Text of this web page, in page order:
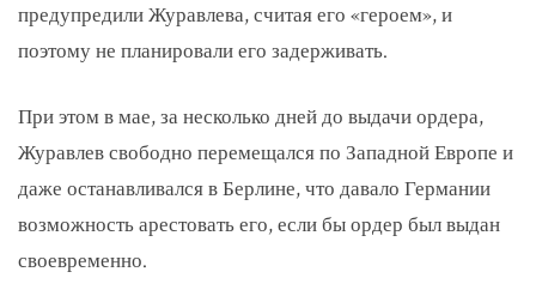
предупредили Журавлева, считая его «героем», и
поэтому не планировали его задерживать.
При этом в мае, за несколько дней до выдачи ордера,
Журавлев свободно перемещался по Западной Европе и
даже останавливался в Берлине, что давало Германии
возможность арестовать его, если бы ордер был выдан
своевременно.